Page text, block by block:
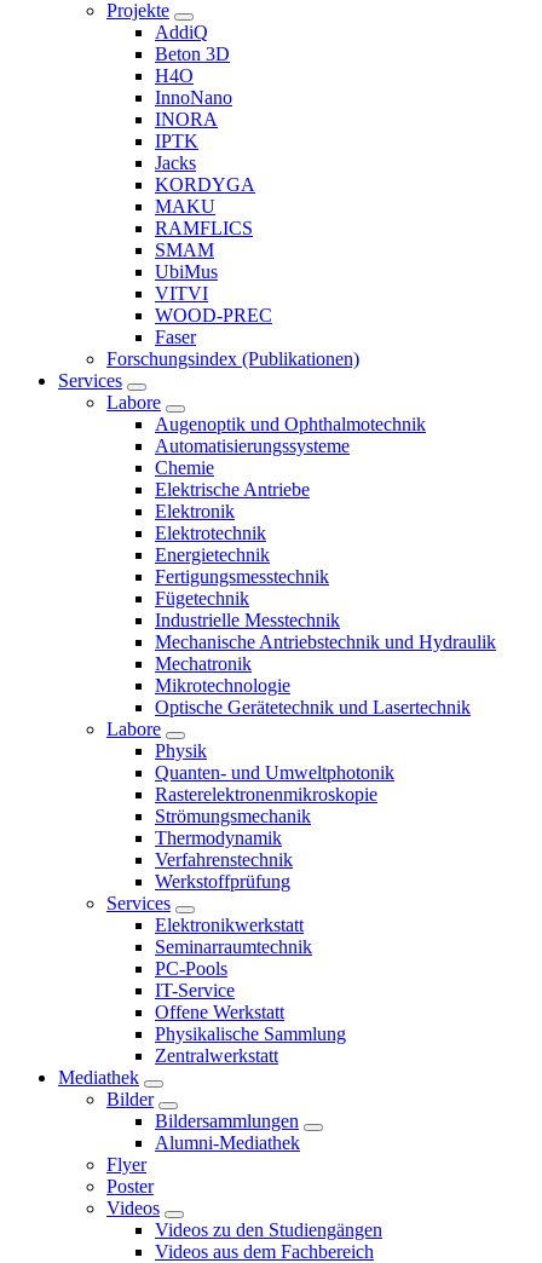
Projekte
AddiQ
Beton 3D
H4O
InnoNano
INORA
IPTK
Jacks
KORDYGA
MAKU
RAMFLICS
SMAM
UbiMus
VITVI
WOOD-PREC
Faser
Forschungsindex (Publikationen)
Services
Labore
Augenoptik und Ophthalmotechnik
Automatisierungssysteme
Chemie
Elektrische Antriebe
Elektronik
Elektrotechnik
Energietechnik
Fertigungsmesstechnik
Fügetechnik
Industrielle Messtechnik
Mechanische Antriebstechnik und Hydraulik
Mechatronik
Mikrotechnologie
Optische Gerätetechnik und Lasertechnik
Labore
Physik
Quanten- und Umweltphotonik
Rasterelektronenmikroskopie
Strömungsmechanik
Thermodynamik
Verfahrenstechnik
Werkstoffprüfung
Services
Elektronikwerkstatt
Seminarraumtechnik
PC-Pools
IT-Service
Offene Werkstatt
Physikalische Sammlung
Zentralwerkstatt
Mediathek
Bilder
Bildersammlungen
Alumni-Mediathek
Flyer
Poster
Videos
Videos zu den Studiengängen
Videos aus dem Fachbereich